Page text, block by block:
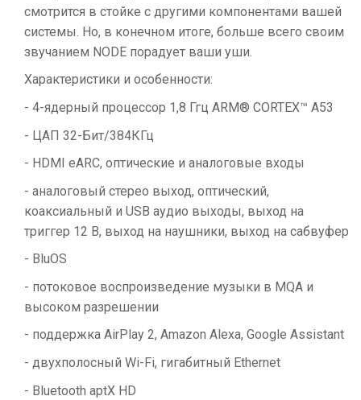
смотрится в стойке с другими компонентами вашей
системы. Но, в конечном итоге, больше всего своим
звучанием NODE порадует ваши уши.
Характеристики и особенности:
- 4-ядерный процессор 1,8 Ггц ARM® CORTEX™ A53
- ЦАП 32-Бит/384КГц
- HDMI eARC, оптические и аналоговые входы
- аналоговый стерео выход, оптический,
коаксиальный и USB аудио выходы, выход на
триггер 12 В, выход на наушники, выход на сабвуфер
- BluOS
- потоковое воспроизведение музыки в MQA и
высоком разрешении
- поддержка AirPlay 2, Amazon Alexa, Google Assistant
- двухполосный Wi-Fi, гигабитный Ethernet
- Bluetooth aptX HD